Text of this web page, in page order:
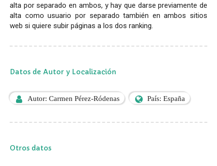
alta por separado en ambos, y hay que darse previamente de
alta como usuario por separado también en ambos sitios
web si quiere subir páginas a los dos ranking.
Datos de Autor y Localización
Autor: Carmen Pérez-Ródenas País: España
Otros datos